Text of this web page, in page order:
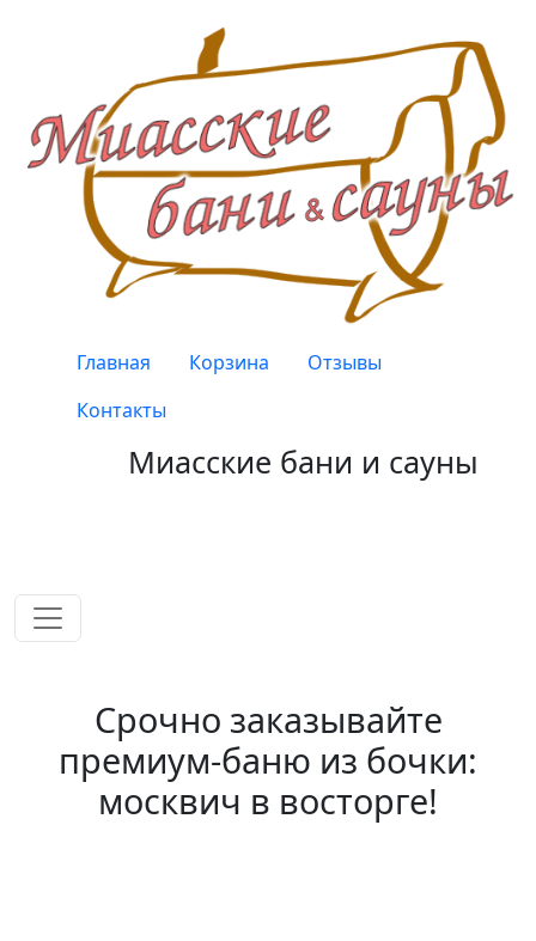
Верхнее меню
Главная Корзина
Отзывы
Контакты
Миасские бани и сауны
Срочно заказывайте
премиум-баню из бочки:
москвич в восторге!